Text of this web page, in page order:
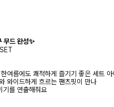
무드 완성✨
여름에도 쾌적하게 즐기기 좋은 세트 아
와이드하게 흐르는 팬츠핏이 만나
기를 연출해줘요